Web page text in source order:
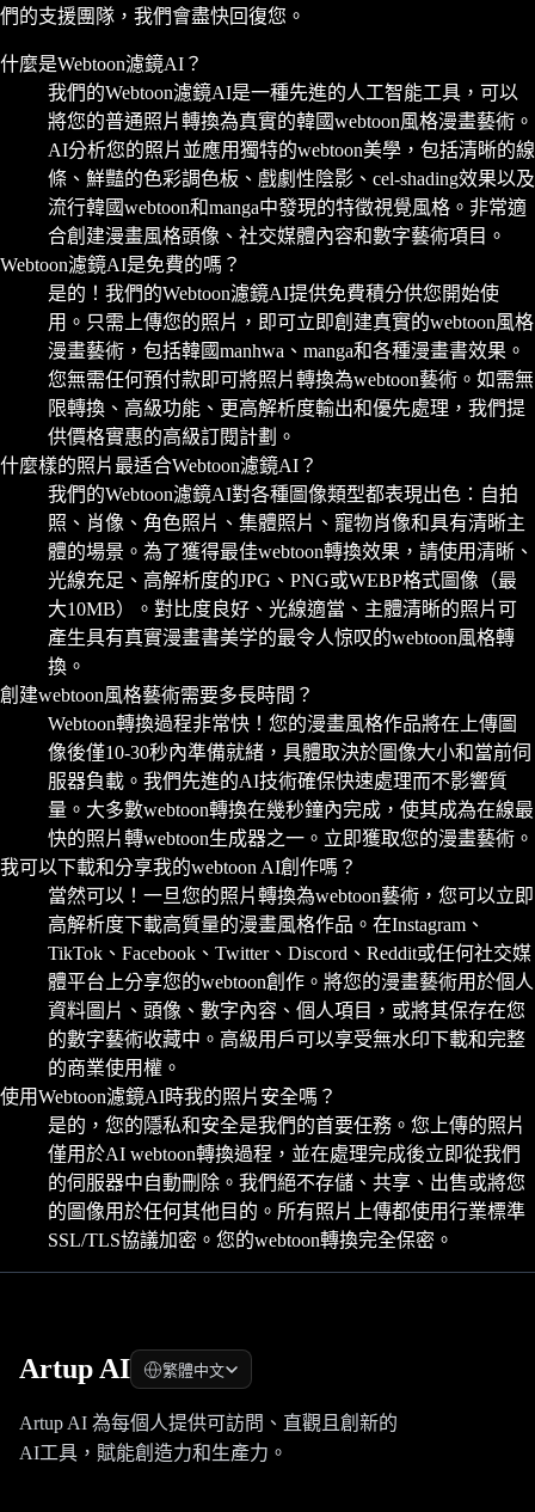
們的支援團隊，我們會盡快回復您。
什麼是Webtoon濾鏡AI？
我們的Webtoon濾鏡AI是一種先進的人工智能工具，可以
將您的普通照片轉換為真實的韓國webtoon風格漫畫藝術。
AI分析您的照片並應用獨特的webtoon美學，包括清晰的線
條、鮮豔的色彩調色板、戲劇性陰影、cel-shading效果以及
流行韓國webtoon和manga中發現的特徵視覺風格。非常適
合創建漫畫風格頭像、社交媒體內容和數字藝術項目。
Webtoon濾鏡AI是免費的嗎？
是的！我們的Webtoon濾鏡AI提供免費積分供您開始使
用。只需上傳您的照片，即可立即創建真實的webtoon風格
漫畫藝術，包括韓國manhwa、manga和各種漫畫書效果。
您無需任何預付款即可將照片轉換為webtoon藝術。如需無
限轉換、高級功能、更高解析度輸出和優先處理，我們提
供價格實惠的高級訂閱計劃。
什麼樣的照片最适合Webtoon濾鏡AI？
我們的Webtoon濾鏡AI對各種圖像類型都表現出色：自拍
照、肖像、角色照片、集體照片、寵物肖像和具有清晰主
體的場景。為了獲得最佳webtoon轉換效果，請使用清晰、
光線充足、高解析度的JPG、PNG或WEBP格式圖像（最
大10MB）。對比度良好、光線適當、主體清晰的照片可
產生具有真實漫畫書美学的最令人惊叹的webtoon風格轉
換。
創建webtoon風格藝術需要多長時間？
Webtoon轉換過程非常快！您的漫畫風格作品將在上傳圖
像後僅10-30秒內準備就緒，具體取決於圖像大小和當前伺
服器負載。我們先進的AI技術確保快速處理而不影響質
量。大多數webtoon轉換在幾秒鐘內完成，使其成為在線最
快的照片轉webtoon生成器之一。立即獲取您的漫畫藝術。
我可以下載和分享我的webtoon AI創作嗎？
當然可以！一旦您的照片轉換為webtoon藝術，您可以立即
高解析度下載高質量的漫畫風格作品。在Instagram、
TikTok、Facebook、Twitter、Discord、Reddit或任何社交媒
體平台上分享您的webtoon創作。將您的漫畫藝術用於個人
資料圖片、頭像、數字內容、個人項目，或將其保存在您
的數字藝術收藏中。高級用戶可以享受無水印下載和完整
的商業使用權。
使用Webtoon濾鏡AI時我的照片安全嗎？
是的，您的隱私和安全是我們的首要任務。您上傳的照片
僅用於AI webtoon轉換過程，並在處理完成後立即從我們
的伺服器中自動刪除。我們絕不存儲、共享、出售或將您
的圖像用於任何其他目的。所有照片上傳都使用行業標準
SSL/TLS協議加密。您的webtoon轉換完全保密。
Artup AI 繁體中文
Artup AI 為每個人提供可訪問、直觀且創新的
AI工具，賦能創造力和生產力。